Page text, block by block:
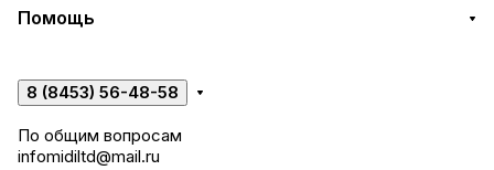
Помощь
8 (8453) 56-48-58
По общим вопросам
infomidiltd@mail.ru